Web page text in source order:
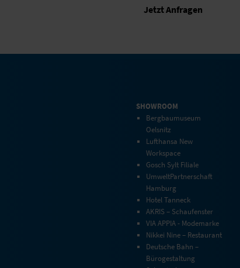
Jetzt Anfragen
SHOWROOM
Bergbaumuseum
Oelsnitz
Lufthansa New
Workspace
Gosch Sylt Filiale
UmweltPartnerschaft
Hamburg
Hotel Tanneck
AKRIS – Schaufenster
VIA APPIA - Modemarke
Nikkei Nine – Restaurant
Deutsche Bahn –
Bürogestaltung